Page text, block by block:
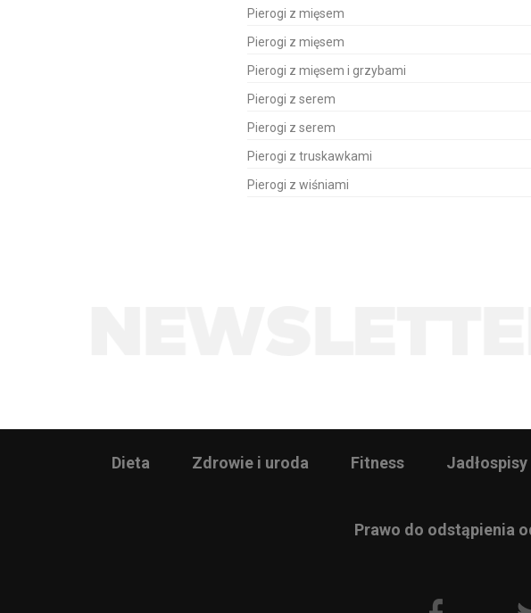
Pierogi z mięsem
Pierogi z mięsem
Pierogi z mięsem i grzybami
Pierogi z serem
Pierogi z serem
Pierogi z truskawkami
Pierogi z wiśniami
Dieta Zdrowie i uroda Fitness Jadłospisy
Prawo do odstąpienia